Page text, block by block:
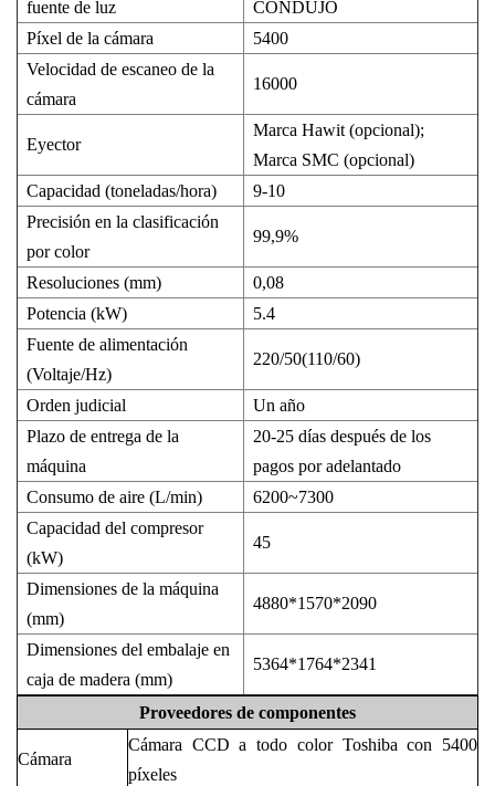
fuente de luz
CONDUJO
Píxel de la cámara
5400
Velocidad de escaneo de la
cámara
16000
Eyector
Marca Hawit (opcional);
Marca SMC (opcional)
Capacidad (toneladas/hora)
9-10
Precisión en la clasificación
por color
99,9%
Resoluciones (mm)
0,08
Potencia (kW)
5.4
Fuente de alimentación
(Voltaje/Hz)
220/50(110/60)
Orden judicial
Un año
Plazo de entrega de la
máquina
20-25 días después de los
pagos por adelantado
Consumo de aire (L/min)
6200~7300
Capacidad del compresor
(kW)
45
Dimensiones de la máquina
(mm)
4880*1570*2090
Dimensiones del embalaje en
caja de madera (mm)
5364*1764*2341
Proveedores de componentes
Cámara
Cámara CCD a todo color Toshiba con 5400
píxeles